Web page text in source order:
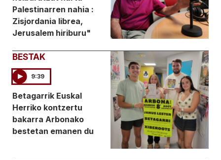
Palestinarren nahia :
Zisjordania librea,
Jerusalem hiriburu"
BESTAK
9:39
Betagarrik Euskal
Herriko kontzertu
bakarra Arbonako
bestetan emanen du